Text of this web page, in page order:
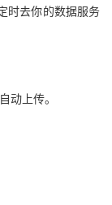
时去你的数据服务
动上传。